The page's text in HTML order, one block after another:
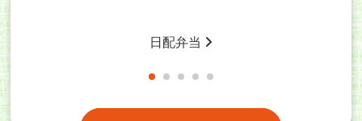
日配弁当
1 2 3 4 5